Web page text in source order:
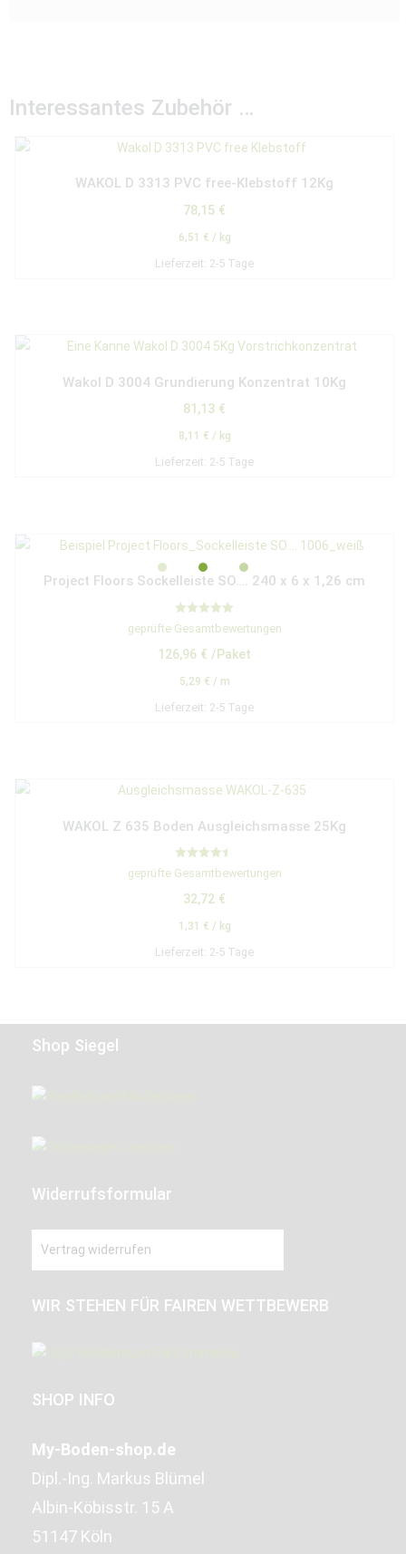
Interessantes Zubehör …
WAKOL D 3313 PVC free-Klebstoff 12Kg
78,15 €
6,51 € / kg
Lieferzeit: 2-5 Tage
Wakol D 3004 Grundierung Konzentrat 10Kg
81,13 €
8,11 € / kg
Lieferzeit: 2-5 Tage
Project Floors Sockelleiste SO…. 240 x 6 x 1,26 cm
Bewertet mit
5.00
geprüfte Gesamtbewertungen
126,96 € /Paket
5,29 € / m
Lieferzeit: 2-5 Tage
WAKOL Z 635 Boden Ausgleichsmasse 25Kg
Bewertet
mit
von 5
geprüfte Gesamtbewertungen
32,72 €
1,31 € / kg
Lieferzeit: 2-5 Tage
Shop Siegel
Widerrufsformular
Vertrag widerrufen
WIR STEHEN FÜR FAIREN WETTBEWERB
SHOP INFO
My-Boden-shop.de
Dipl.-Ing. Markus Blümel
Albin-Köbisstr. 15 A
51147 Köln